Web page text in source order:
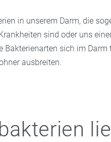
in unserem Darm, die
sind oder uns
Bakterienarten sich im
ausbreiten.